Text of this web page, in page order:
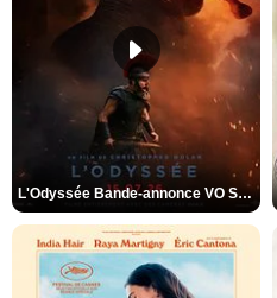
L'Odyssée Bande-annonce VO STFR